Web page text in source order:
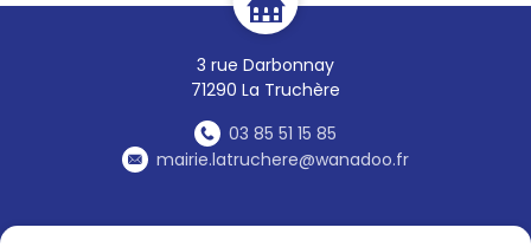
3 rue Darbonnay
71290 La Truchère
03 85 51 15 85
mairie.latruchere@wanadoo.fr
contribuent collectivement à
disponible pour tous. La
préfecture rappelle que ces
gestes simples, adoptés dès
aujourd'hui, permettent de